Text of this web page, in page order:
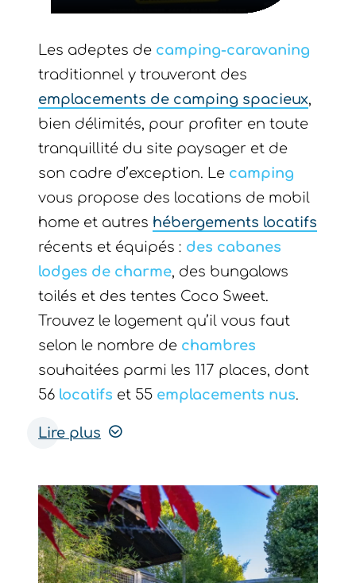
Les adeptes de camping-caravaning
traditionnel y trouveront des
emplacements de camping spacieux,
bien délimités, pour profiter en toute
tranquillité du site paysager et de
son cadre d’exception. Le camping
vous propose des locations de mobil
home et autres hébergements locatifs
récents et équipés : des cabanes
lodges de charme, des bungalows
toilés et des tentes Coco Sweet.
Trouvez le logement qu’il vous faut
selon le nombre de chambres
souhaitées parmi les 117 places, dont
56 locatifs et 55 emplacements nus.
Lire plus